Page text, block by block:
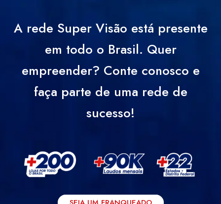
A rede Super Visão está presente
em todo o Brasil. Quer
empreender? Conte conosco e
faça parte de uma rede de
sucesso!